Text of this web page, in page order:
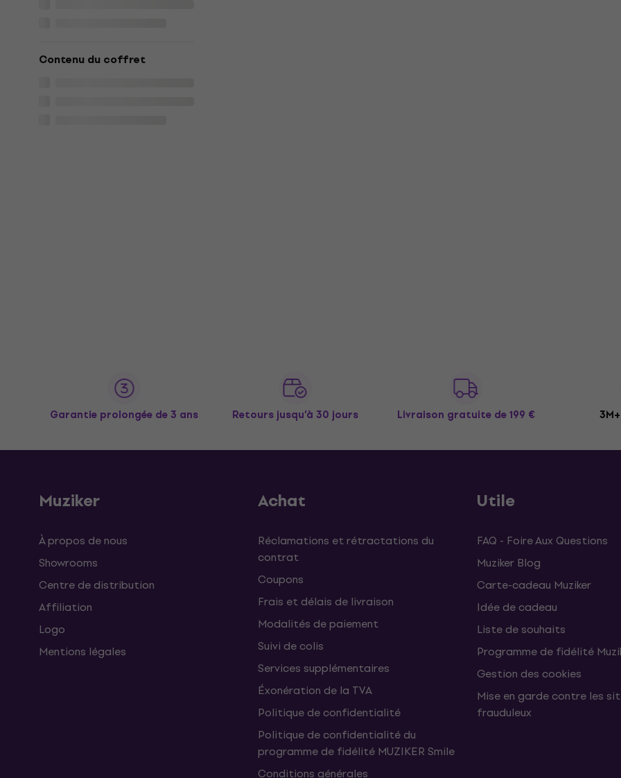
Contenu du coffret
Garantie prolongée de 3 ans Retours jusqu’à 30 jours Livraison gratuite de 199 €
Muziker
À propos de nous
Showrooms
Centre de distribution
Affiliation
Logo
Mentions légales
Achat
Réclamations et rétractations du
contrat
Coupons
Frais et délais de livraison
Modalités de paiement
Suivi de colis
Services supplémentaires
Éxonération de la TVA
Politique de confidentialité
Politique de confidentialité du
programme de fidélité MUZIKER Smile
Conditions générales
Utile
FAQ - Foire Aux Questions
Muziker Blog
Carte-cadeau Muziker
Idée de cadeau
Liste de souhaits
Programme de fidélité
Gestion des cookies
Mise en garde contre les
frauduleux